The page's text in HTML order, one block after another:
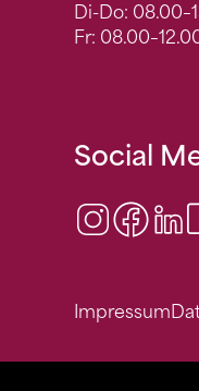
Di-Do:
Fr:
Social
Impressum